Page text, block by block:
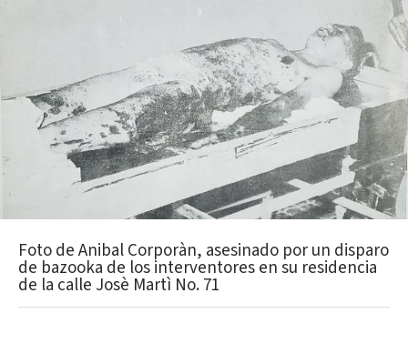
Foto de Anibal Corporàn, asesinado por un disparo
de bazooka de los interventores en su residencia
de la calle Josè Martì No. 71